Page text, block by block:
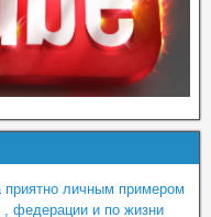
приятно личным примером
, федерации и по жизни